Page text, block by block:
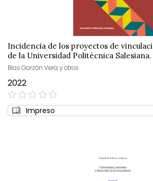
Incidencia de los proyectos de
de la Universidad Politécnica Salesiana.
Blas Garzón Vera y otros
2022
0%
Impreso